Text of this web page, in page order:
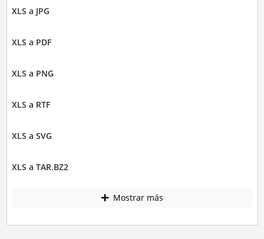
XLS a JPG
XLS a PDF
XLS a PNG
XLS a RTF
XLS a SVG
XLS a TAR.BZ2
Mostrar más